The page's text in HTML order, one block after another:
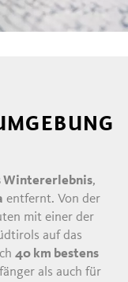
,
entfernt. Von der
mit einer der
auf das
40 km bestens
als auch für